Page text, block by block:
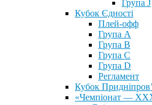
Група J
Кубок Єдності
Плей-офф
Група А
Група В
Група С
Група D
Регламент
Кубок
«Чемпіонат —